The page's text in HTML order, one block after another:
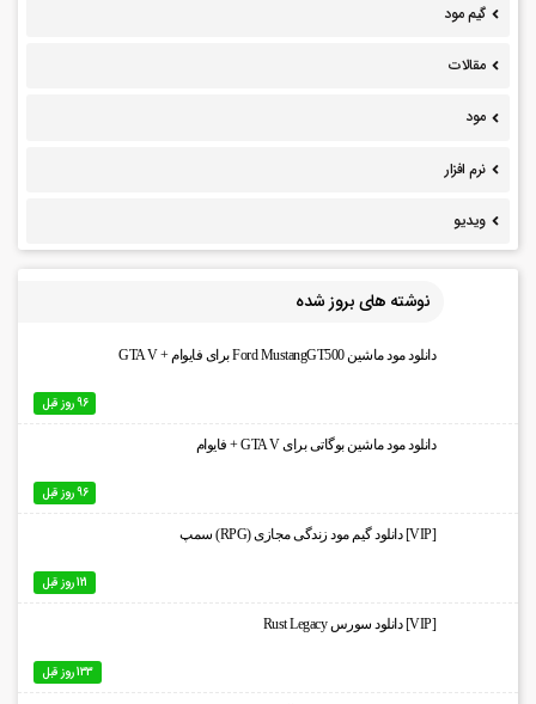
گیم مود
مقالات
مود
نرم افزار
ویدیو
نوشته های بروز شده
دانلود مود ماشین Ford MustangGT500 برای فایوام + GTA V
96 روز قبل
دانلود مود ماشین بوگاتی برای GTA V + فایوام
96 روز قبل
[VIP] دانلود گیم مود زندگی مجازی (RPG) سمپ
121 روز قبل
[VIP] دانلود سورس Rust Legacy
133 روز قبل